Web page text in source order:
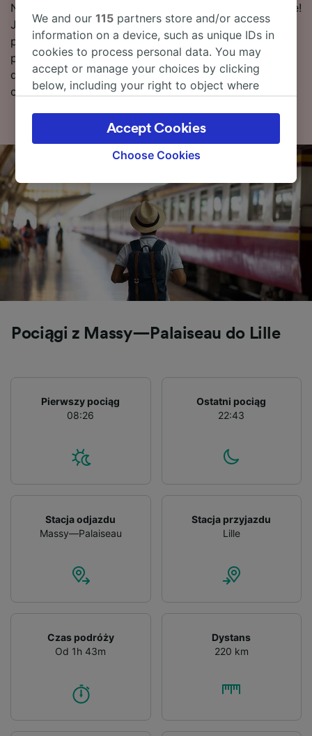
Nie zwlekaj i już teraz poszukaj ich w naszym serwisie!
Jeśli chcesz najpierw dowiedzieć się więcej o
podróży, poniżej znajdziesz nasz rozkład jazdy
pociągów (w tym pierwszy i ostatni kurs), wskazówki
dotyczące rezerwacji tanich biletów oraz nasze
często zadawane pytania.
Pociągi z Massy—Palaiseau do Lille
Pierwszy pociąg
08:26
Ostatni pociąg
22:43
Stacja odjazdu
Massy—Palaiseau
Stacja przyjazdu
Lille
Czas podróży
Od 1h 43m
Dystans
220 km
We and our115 partners store and/or access
information on a device, such as unique IDs in
cookies to process personal data. You may
accept or manage your choices by clicking
below, including your right to object where
the privacy policy page. These choices will be
signaled to our partners and will not affect
browsing data. Your data will not be used for
track you.
We and our partners process data to provide:
Use precise geolocation data. Actively scan
device characteristics for identification. Store
and/or access information on a device.
Personalised advertising and content,
advertising and content measurement,
audience research and services development.
List of Partners
Choose Cookies
Accept Cookies